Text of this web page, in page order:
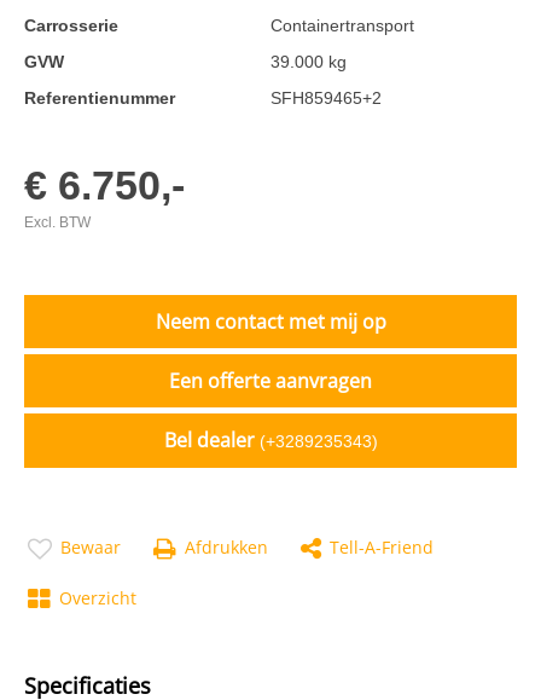
Carrosserie
Containertransport
GVW
39.000 kg
Referentienummer
SFH859465+2
€ 6.750,-
Excl. BTW
Neem contact met mij op
Een offerte aanvragen
Bel dealer (+3289235343)
Bewaar Afdrukken Tell-A-Friend
Overzicht
Specificaties